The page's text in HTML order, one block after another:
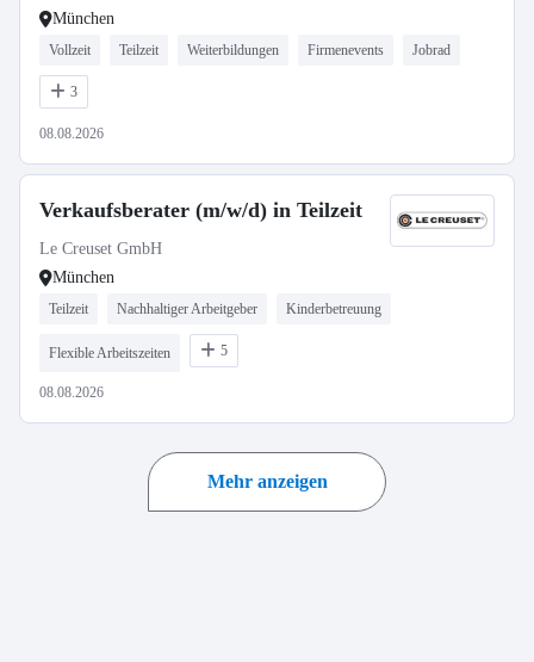
München
Vollzeit Teilzeit Weiterbildungen Firmenevents Jobrad
3
08.08.2026
Verkaufsberater (m/w/d) in Teilzeit
Le Creuset GmbH
München
Teilzeit Nachhaltiger Arbeitgeber Kinderbetreuung
Flexible Arbeitszeiten 5
08.08.2026
Mehr anzeigen